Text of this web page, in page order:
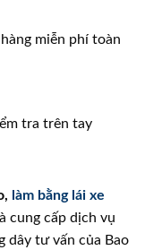
miễn phí toàn
tra trên tay
làm bằng lái xe
cung cấp dịch vụ
dây tư vấn của Bao